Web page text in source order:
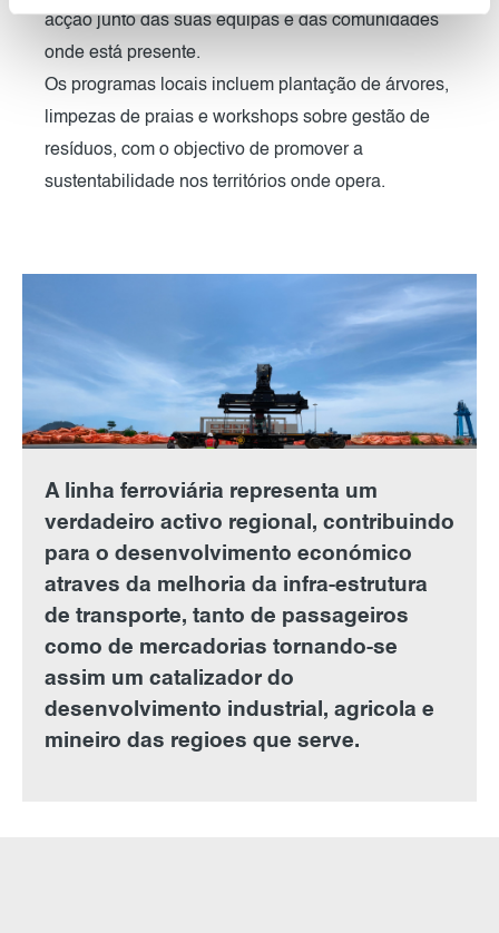
acção junto das suas equipas e das comunidades
onde está presente.
Os programas locais incluem plantação de árvores,
limpezas de praias e workshops sobre gestão de
resíduos, com o objectivo de promover a
sustentabilidade nos territórios onde opera.
A linha ferroviária representa um
verdadeiro activo regional, contribuindo
para o desenvolvimento económico
atraves da melhoria da infra-estrutura
de transporte, tanto de passageiros
como de mercadorias tornando-se
assim um catalizador do
desenvolvimento industrial, agricola e
mineiro das regioes que serve.